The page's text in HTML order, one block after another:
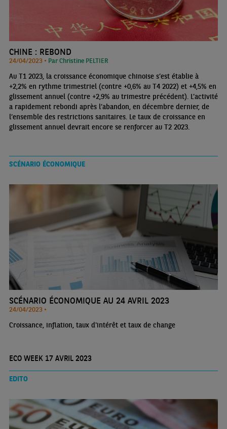
CHINE : REBOND
24/04/2023 • Par Christine PELTIER
Au T1 2023, la croissance économique chinoise s’est établie à
+2,2% en rythme trimestriel (contre +0,6% au T4 2022) et +4,5% en
glissement annuel (contre +2,9% au trimestre précédent). L’activité
a rapidement rebondi après l’abandon, en décembre dernier, de
l’ensemble des restrictions sanitaires. Le taux de croissance en
glissement annuel devrait encore se renforcer au T2 2023.
SCÉNARIO ÉCONOMIQUE
SCÉNARIO ÉCONOMIQUE AU 24 AVRIL 2023
24/04/2023 •
Croissance, inflation, taux d'intérêt et taux de change
ECO WEEK 17 AVRIL 2023
EDITO